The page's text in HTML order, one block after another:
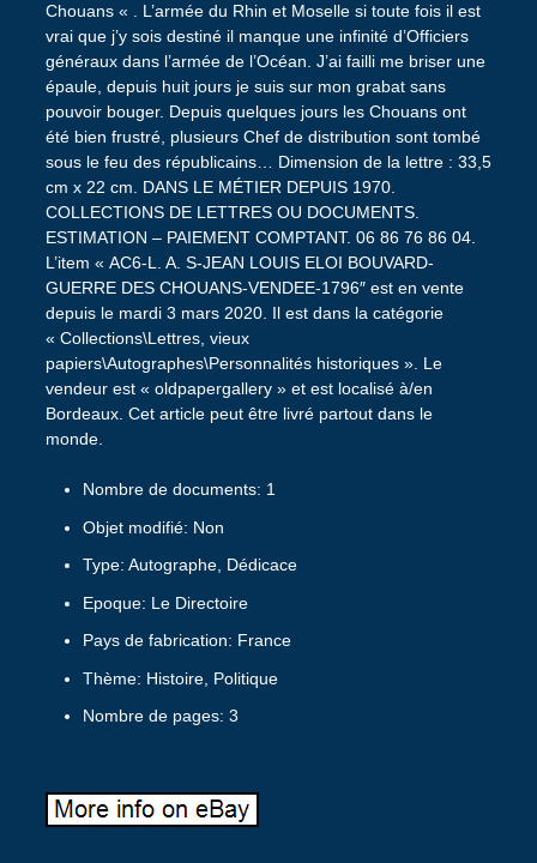
Chouans « . L’armée du Rhin et Moselle si toute fois il est
vrai que j’y sois destiné il manque une infinité d’Officiers
généraux dans l’armée de l’Océan. J’ai failli me briser une
épaule, depuis huit jours je suis sur mon grabat sans
pouvoir bouger. Depuis quelques jours les Chouans ont
été bien frustré, plusieurs Chef de distribution sont tombé
sous le feu des républicains… Dimension de la lettre : 33,5
cm x 22 cm. DANS LE MÉTIER DEPUIS 1970.
COLLECTIONS DE LETTRES OU DOCUMENTS.
ESTIMATION – PAIEMENT COMPTANT. 06 86 76 86 04.
L’item « AC6-L. A. S-JEAN LOUIS ELOI BOUVARD-
GUERRE DES CHOUANS-VENDEE-1796″ est en vente
depuis le mardi 3 mars 2020. Il est dans la catégorie
« Collections\Lettres, vieux
papiers\Autographes\Personnalités historiques ». Le
vendeur est « oldpapergallery » et est localisé à/en
Bordeaux. Cet article peut être livré partout dans le
monde.
Nombre de documents: 1
Objet modifié: Non
Type: Autographe, Dédicace
Epoque: Le Directoire
Pays de fabrication: France
Thème: Histoire, Politique
Nombre de pages: 3